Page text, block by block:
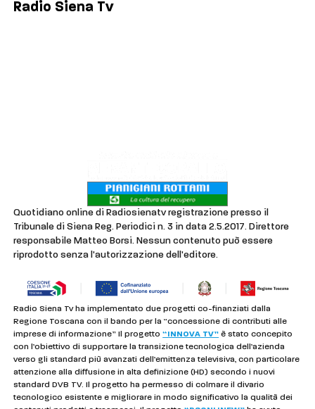
Radio Siena Tv
Quotidiano online di Radiosienatv registrazione presso il
Tribunale di Siena Reg. Periodici n. 3 in data 2.5.2017. Direttore
responsabile Matteo Borsi. Nessun contenuto può essere
riprodotto senza l'autorizzazione dell'editore.
Radio Siena Tv ha implementato due progetti co-finanziati dalla
Regione Toscana con il bando per la “concessione di contributi alle
imprese di informazione” Il progetto“INNOVA TV” è stato concepito
con l’obiettivo di supportare la transizione tecnologica dell’azienda
verso gli standard più avanzati dell’emittenza televisiva, con particolare
attenzione alla diffusione in alta definizione (HD) secondo i nuovi
standard DVB TV. Il progetto ha permesso di colmare il divario
tecnologico esistente e migliorare in modo significativo la qualità dei